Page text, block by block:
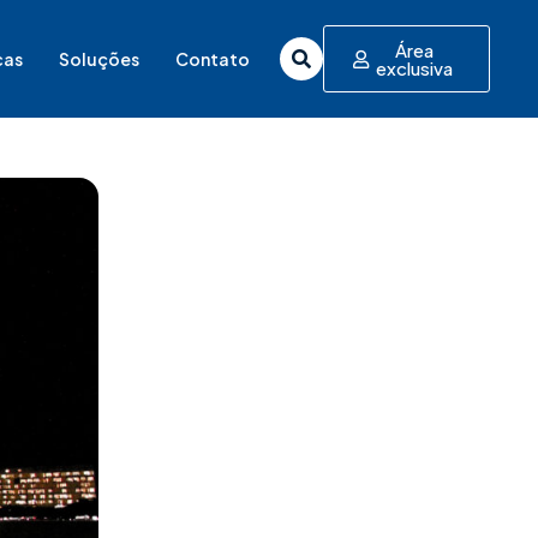
Soluções Contato Área
exclusiva